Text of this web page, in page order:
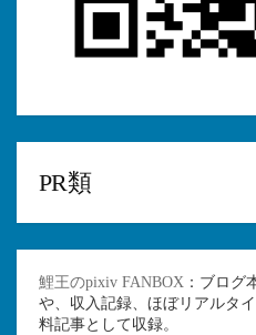
PR類
鯉王のpixiv FANBOX ：ブログ
や、収入記録、ほぼリアルタ
料記事として収録。